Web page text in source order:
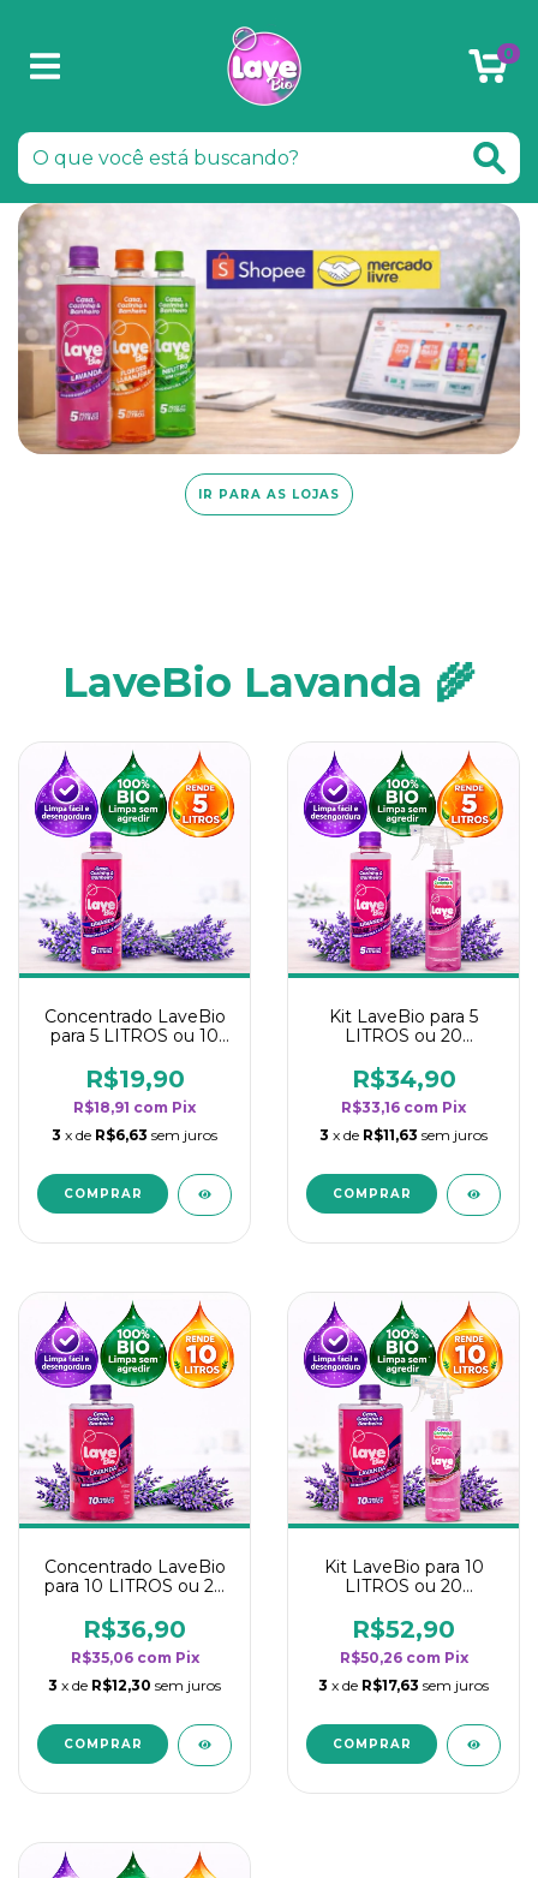
0
IR PARA AS LOJAS
LaveBio Lavanda 🌾
Concentrado LaveBio
para 5 LITROS ou 10
rendimento da
categoria - Lavanda
R$19,90
R$18,91 com Pix
3 x de R$6,63 sem juros
Kit LaveBio para 5
LITROS ou 20
rendimento da
categoria - Lavanda
R$34,90
R$33,16 com Pix
3 x de R$11,63 sem juros
Concentrado LaveBio
para 10 LITROS ou 20
rendimento da
categoria - Lavanda
R$36,90
R$35,06 com Pix
3 x de R$12,30 sem juros
Kit LaveBio para 10
LITROS ou 20
rendimento da
categoria - Lavanda
R$52,90
R$50,26 com Pix
3 x de R$17,63 sem juros